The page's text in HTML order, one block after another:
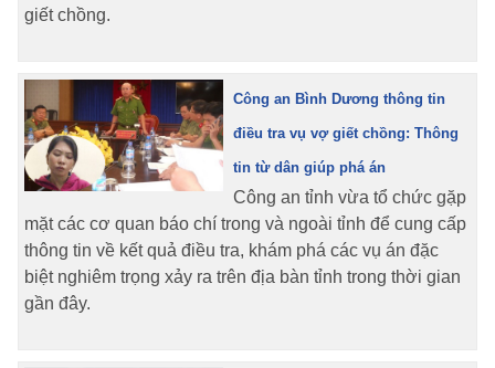
giết chồng.
Công an Bình Dương thông tin
điều tra vụ vợ giết chồng: Thông
tin từ dân giúp phá án
Công an tỉnh vừa tổ chức gặp
mặt các cơ quan báo chí trong và ngoài tỉnh để cung cấp
thông tin về kết quả điều tra, khám phá các vụ án đặc
biệt nghiêm trọng xảy ra trên địa bàn tỉnh trong thời gian
gần đây.